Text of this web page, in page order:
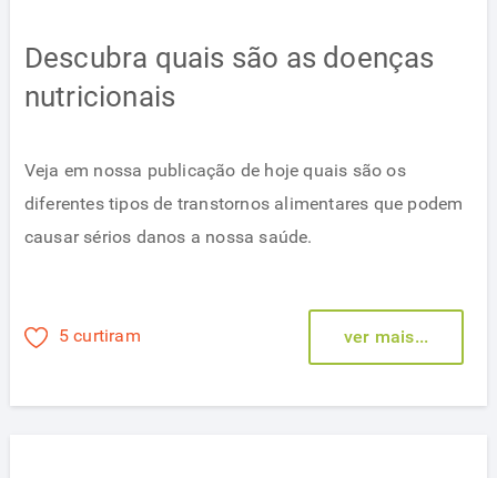
Descubra quais são as doenças
nutricionais
Veja em nossa publicação de hoje quais são os
diferentes tipos de transtornos alimentares que podem
causar sérios danos a nossa saúde.
5 curtiram ver mais...